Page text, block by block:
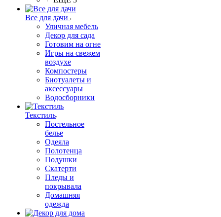
Все для дачи
Уличная мебель
Декор для сада
Готовим на огне
Игры на свежем
воздухе
Компостеры
Биотуалеты и
аксессуары
Водосборники
Текстиль
Постельное
белье
Одеяла
Полотенца
Подушки
Скатерти
Пледы и
покрывала
Домашняя
одежда